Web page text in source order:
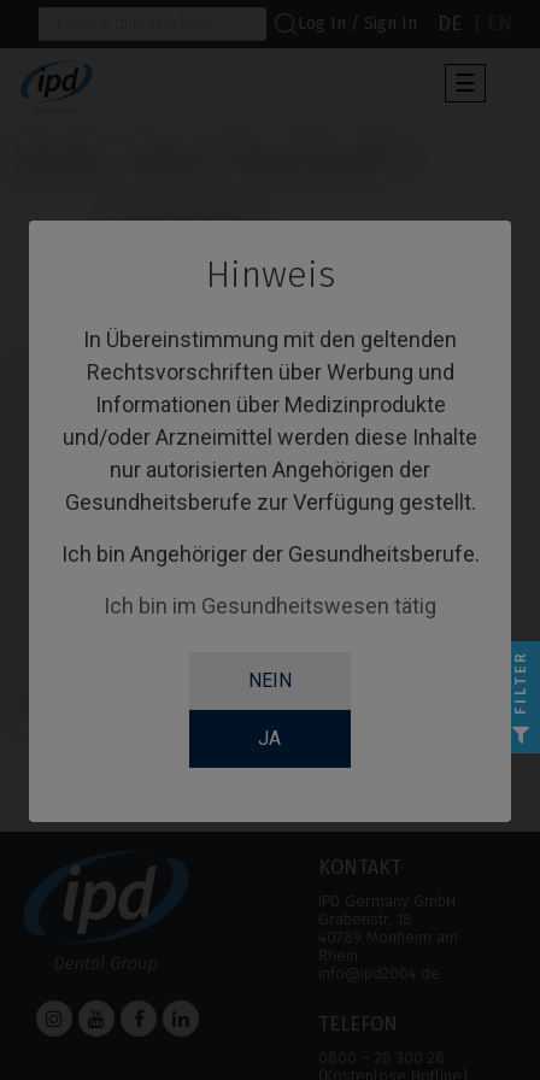
Hinweis
In Übereinstimmung mit den geltenden
Rechtsvorschriften über Werbung und
Informationen über Medizinprodukte
und/oder Arzneimittel werden diese Inhalte
nur autorisierten Angehörigen der
Gesundheitsberufe zur Verfügung gestellt.
Ich bin Angehöriger der Gesundheitsberufe.
Ich bin im Gesundheitswesen tätig
NEIN
JA
Log In / Sign In DE
der
☰
                      Custom Ti-Base
BioHorizons® Tapered Internal®
KONTAKT
IPD Germany GmbH
Grabenstr. 18
40789 Monheim am
Rhein
info@ipd2004.de
TELEFON
0800 – 28 300 28
(Kostenlose Hotline)
FILTER